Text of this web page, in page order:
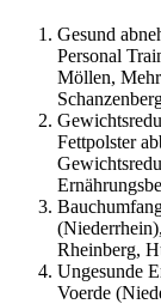
Gesund
Personal
Möllen,
Fettpolster
Rheinberg,
Ungesunde
Voerde